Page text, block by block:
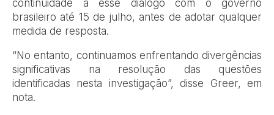
continuidade a esse diálogo com o governo
brasileiro até 15 de julho, antes de adotar qualquer
medida de resposta.
“No entanto, continuamos enfrentando divergências
significativas na resolução das questões
identificadas nesta investigação”, disse Greer, em
nota.